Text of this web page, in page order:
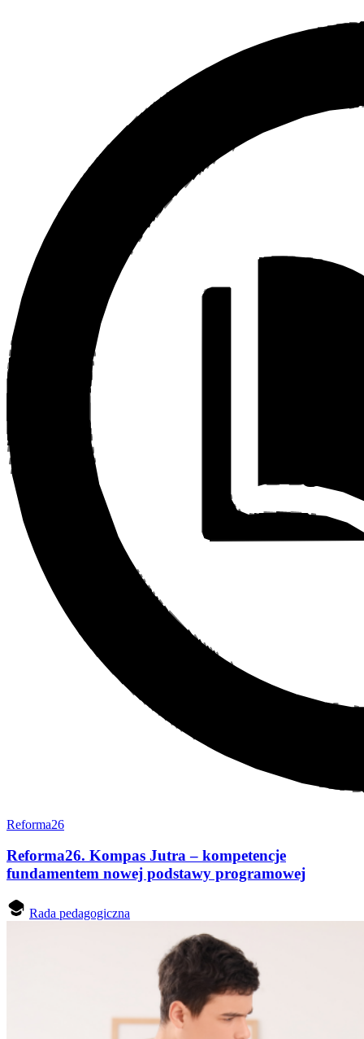
Reforma26
Reforma26. Kompas Jutra – kompetencje
fundamentem nowej podstawy programowej
Rada pedagogiczna